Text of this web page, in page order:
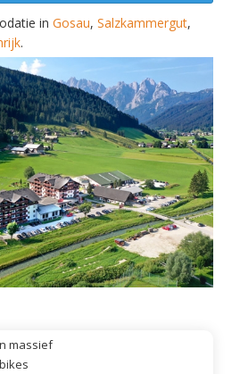
in Gosau, Salzkammergut,
.
massief